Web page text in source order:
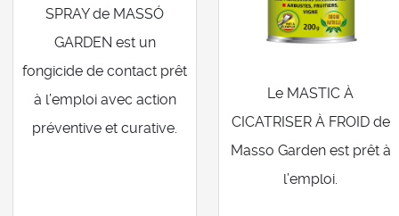
SPRAY de MASSÓ
GARDEN est un
fongicide de contact prêt
à l’emploi avec action
préventive et curative.
Le MASTIC À
CICATRISER À FROID de
Masso Garden est prêt à
l’emploi.